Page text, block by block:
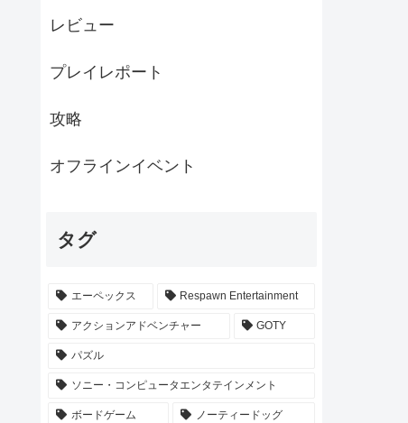
レビュー
プレイレポート
攻略
オフラインイベント
タグ
エーペックス Respawn Entertainment
アクションアドベンチャー GOTY
パズル
ソニー・コンピュータエンタテインメント
ボードゲーム ノーティードッグ